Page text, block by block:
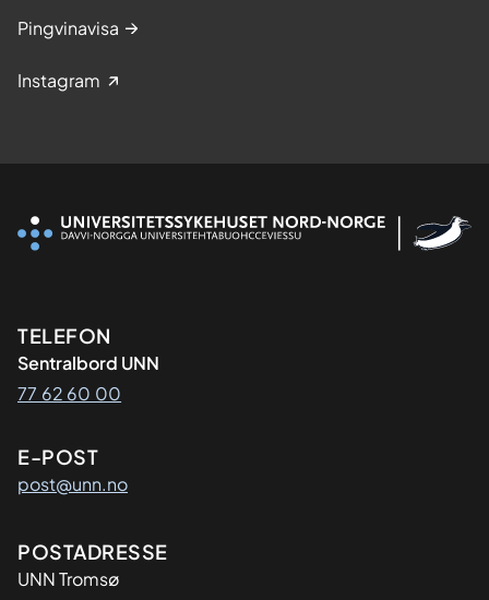
Pingvinavisa
Instagram
Kontaktinformasjon
TELEFON
Sentralbord UNN
77 62 60 00
E-POST
post@unn.no
Adresse
POSTADRESSE
UNN Tromsø